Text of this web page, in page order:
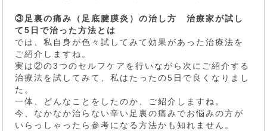
③足裏の痛み（足底腱膜炎）の治し方 治療家が試し
て5日で治った方法とは
では、私自身が色々試してみて効果があった治療法を
ご紹介しますね。
実は②の3つのセルフケアを行いながら次にご紹介する
治療法を試してみて、私はたったの5日で良くなりまし
た。
一体、どんなことをしたのか、ご紹介しますね。
今、なかなか治らない辛い足裏の痛みでお悩みの方が
いらっしゃったら参考になる方法かも知れません。